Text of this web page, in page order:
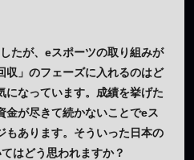
たが、eスポーツの取り組みが
収」のフェーズに入れるのはど
になっています。成績を挙げた
金が尽きて続かないことでeス
もあります。そういった日本の
はどう思われますか？